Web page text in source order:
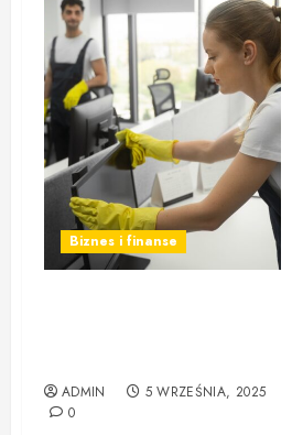
Biznes i finanse
ADMIN
5 WRZEŚNIA, 2025
0